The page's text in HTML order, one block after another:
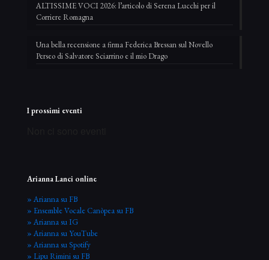
ALTISSIME VOCI 2026: l’articolo di Serena Lucchi per il
Corriere Romagna
Una bella recensione a firma Federica Bressan sul Novello
Perseo di Salvatore Sciarrino e il mio Drago
I prossimi eventi
Arianna Lanci online
» Arianna su FB
» Ensemble Vocale Canòpea su FB
» Arianna su IG
» Arianna su YouTube
» Arianna su Spotify
» Lipu Rimini su FB